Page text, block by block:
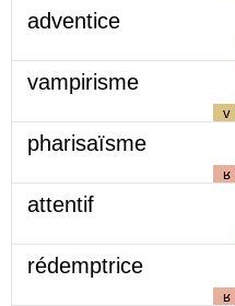
adventice
vampirisme
v
pharisaïsme
ʁ
attentif
rédemptrice
ʁ